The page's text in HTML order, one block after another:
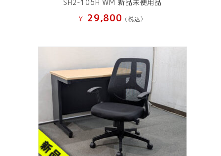
SH2-106H WM 新品未使用品
¥ 29,800 (税込）